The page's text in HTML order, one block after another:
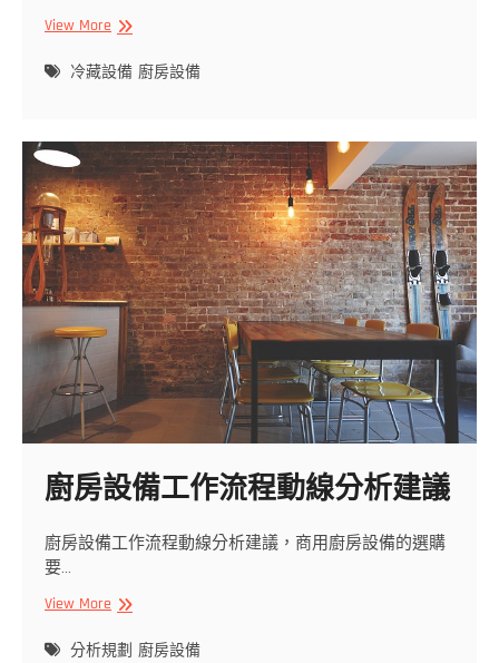
View More商
廚
備
設
備
設
計
協
調
美
觀
冷藏設備 廚房設備
廚房設備工作流程動線分析建議
廚房設備工作流程動線分析建議，商用廚房設備的選購
要…
View More廚
設
分析規劃 廚房設備